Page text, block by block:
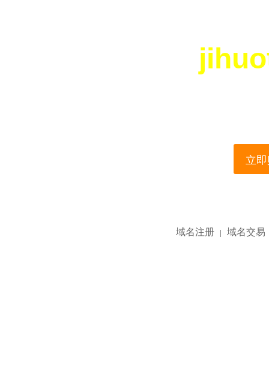
立
域名注册 | 域名交易